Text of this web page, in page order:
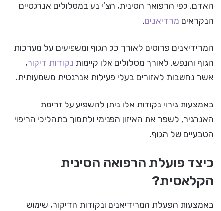
האדם. לפי הרפואה הסינית, הצ'י נע במסלולים אנרגטיים
הנקראים מרדיאנים.
המרידיאנים פרוסים לאורך כל הגוף ומשפיעים על מערכות
הגוף והנפש. לאורך מסלולים אלו קיימות נקודות דיקור,
אשר נחשבות לאזורים בעלי פעילות אנרגטית משמעותית.
באמצעות גירוי נקודות אלו ניתן להשפיע על זרימת
האנרגיה, לשפר את האיזון הפנימי ולתמוך בתהליכי הריפוי
הטבעיים של הגוף.
כיצד פועלת הרפואה הסינית
הקלאסית?
באמצעות הפעלת המרידיאנים ונקודות הדיקור, שימוש